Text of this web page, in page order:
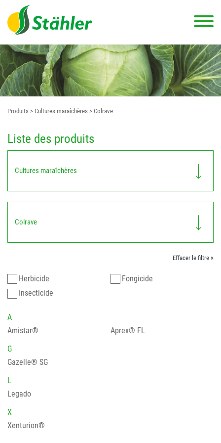
Produits > Cultures maraîchères > Colrave
Liste des produits
Cultures maraîchères
Colrave
Effacer le filtre ×
Herbicide
Fongicide
Insecticide
A
Amistar®
Aprex® FL
G
Gazelle® SG
L
Legado
X
Xenturion®